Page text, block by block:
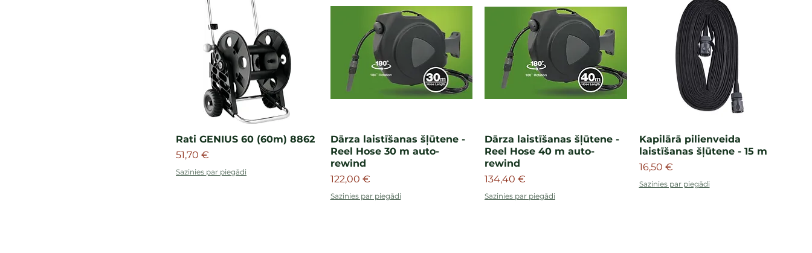
Rati GENIUS 60 (60m) 8862
Cena
51,70 €
Sazinies par piegādi
Dārza laistīšanas šļūtene -
Reel Hose 30 m auto-
rewind
Cena
122,00 €
Sazinies par piegādi
Dārza laistīšanas šļūtene -
Reel Hose 40 m auto-
rewind
Cena
134,40 €
Sazinies par piegādi
Kapilārā pilienveida
laistīšanas šļūtene - 15 m
Cena
16,50 €
Sazinies par piegādi